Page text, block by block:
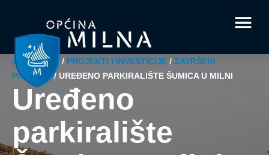
AKTUALNO/ PROJEKTI I INVESTICIJE / ZAVRŠENI
PROJEKT/ UREĐENO PARKIRALIŠTE ŠUMICA U MILNI
Uređeno
parkiralište